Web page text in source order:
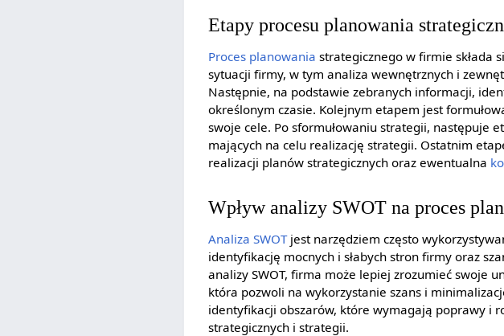
Etapy procesu planowania
Proces planowania strategicznego w firmie składa
sytuacji firmy, w tym analiza wewnętrznych i
Następnie, na podstawie zebranych informacji,
określonym czasie. Kolejnym etapem jest
swoje cele. Po sformułowaniu strategii, następuje
mających na celu realizację strategii. Ostatnim
realizacji planów strategicznych oraz ewentualna
Wpływ analizy SWOT na proces
Analiza SWOTjest narzędziem często
identyfikację mocnych i słabych stron firmy oraz
analizy SWOT, firma może lepiej zrozumieć swoje
która pozwoli na wykorzystanie szans i
identyfikacji obszarów, które wymagają poprawy i
strategicznych i strategii.